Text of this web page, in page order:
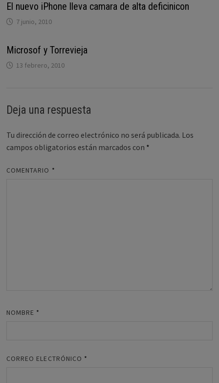
El nuevo iPhone lleva camara de alta deficinicon
7 junio, 2010
Microsof y Torrevieja
13 febrero, 2010
Deja una respuesta
Tu dirección de correo electrónico no será publicada. Los
campos obligatorios están marcados con *
COMENTARIO *
NOMBRE *
CORREO ELECTRÓNICO *